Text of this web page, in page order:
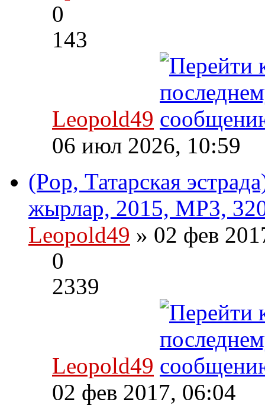
0
143
Leopold49
06 июл 2026, 10:59
(Pop, Татарская
жырлар, 2015, MP3,
Leopold49 » 02 фев
0
2339
Leopold49
02 фев 2017, 06:04